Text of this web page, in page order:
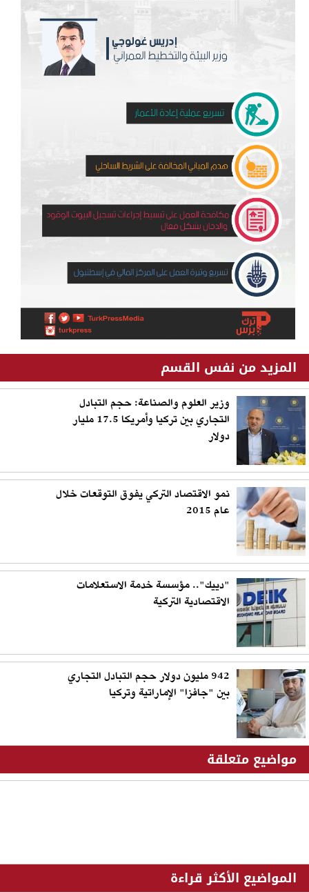
المزيد من نفس القسم
وزير العلوم والصناعة: حجم التبادل
التجاري بين تركيا وأمريكا 17.5 مليار
دولار
نمو الاقتصاد التركي يفوق التوقعات خلال
عام 2015
"دييك".. مؤسسة خدمة الاستعلامات
الاقتصادية التركية
‏942 مليون دولار حجم التبادل التجاري
بين "جافزا" الإماراتية وتركيا
مواضيع متعلقة
المواضيع الأكثر قراءة